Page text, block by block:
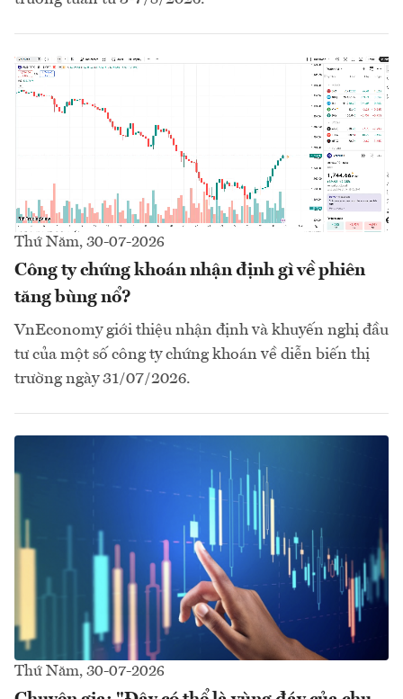
Thứ Năm, 30-07-2026
Công ty chứng khoán nhận định gì về phiên
tăng bùng nổ?
VnEconomy giới thiệu nhận định và khuyến nghị đầu
tư của một số công ty chứng khoán về diễn biến thị
trường ngày 31/07/2026.
Thứ Năm, 30-07-2026